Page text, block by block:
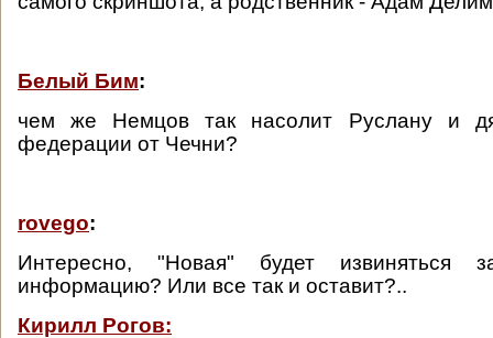
Белый Бим:
чем же Немцов так насолит Руслану и
федерации от Чечни?
rovego:
Интересно, "Новая" будет извиняться
информацию? Или все так и оставит?..
Кирилл Рогов: